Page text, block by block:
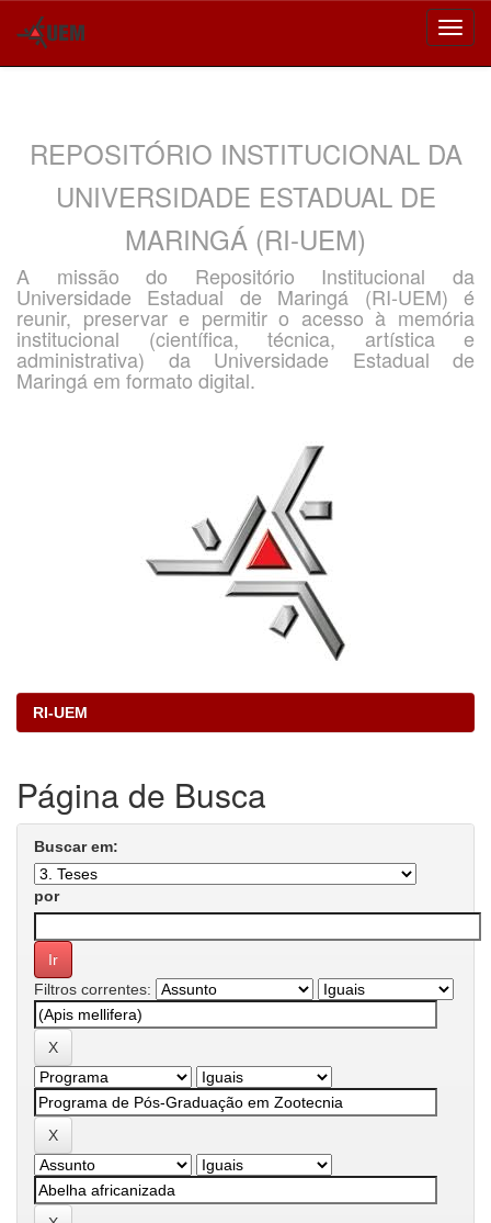
REPOSITÓRIO INSTITUCIONAL DA
UNIVERSIDADE ESTADUAL DE
MARINGÁ (RI-UEM)
A missão do Repositório Institucional da
Universidade Estadual de Maringá (RI-UEM) é
reunir, preservar e permitir o acesso à memória
institucional (científica, técnica, artística e
administrativa) da Universidade Estadual de
Maringá em formato digital.
RI-UEM
Página de Busca
Buscar em:
por
Filtros correntes: